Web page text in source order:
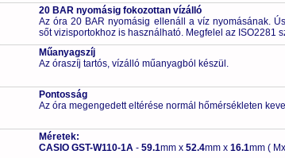
20 BAR nyomásig fokozottan vízálló
Az óra 20 BAR nyomásig ellenáll a víz nyomásának.
sőt vizisportokhoz is használható. Megfelel az ISO2281
Műanyagszíj
Az óraszíj tartós, vízálló műanyagból készül.
Pontosság
Az óra megengedett eltérése normál hőmérsékleten
Méretek:
CASIO GST-W110-1A- 59.1mm x 52.4mm x 16.1mm (